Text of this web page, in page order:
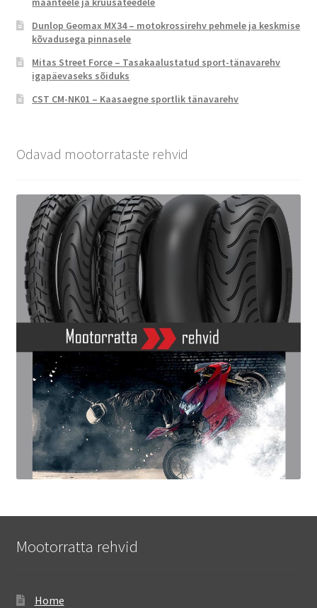
Dunlop Geomax MX34 – motokrossirehv pehmele ja keskmise
kõvadusega pinnasele
Mitas Street Force – Tasakaalustatud sport-tänavarehv
igapäevaseks sõiduks
CST CM-NK01 – Kaasaegne sportlik tänavarehv
Odavad mootorrataste rehvid
Mootorratta rehvid
Home